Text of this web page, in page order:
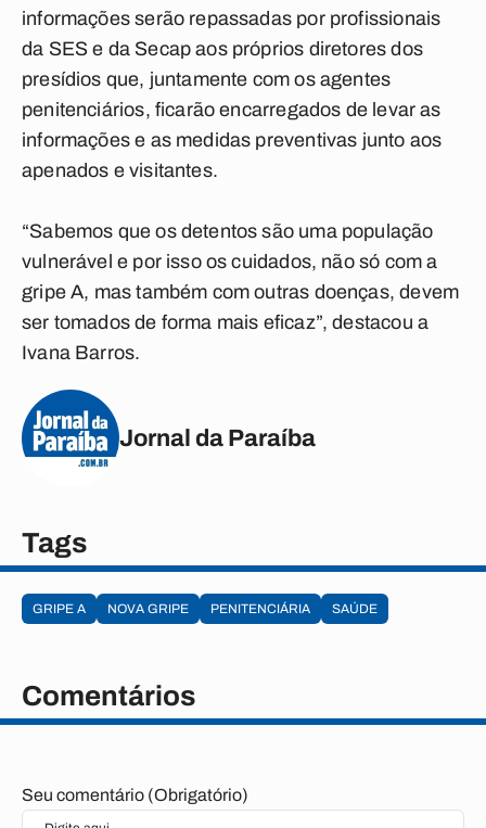
informações serão repassadas por profissionais
da SES e da Secap aos próprios diretores dos
presídios que, juntamente com os agentes
penitenciários, ficarão encarregados de levar as
informações e as medidas preventivas junto aos
apenados e visitantes.
“Sabemos que os detentos são uma população
vulnerável e por isso os cuidados, não só com a
gripe A, mas também com outras doenças, devem
ser tomados de forma mais eficaz”, destacou a
Ivana Barros.
Jornal da Paraíba
Tags
GRIPE A NOVA GRIPE PENITENCIÁRIA SAÚDE
Comentários
Seu comentário (Obrigatório)